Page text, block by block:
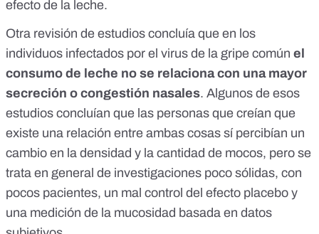
efecto de la leche.
Otra revisión de estudios concluía que en los
individuos infectados por el virus de la gripe común el
consumo de leche no se relaciona con una mayor
secreción o congestión nasales. Algunos de esos
estudios concluían que las personas que creían que
existe una relación entre ambas cosas sí percibían un
cambio en la densidad y la cantidad de mocos, pero se
trata en general de investigaciones poco sólidas, con
pocos pacientes, un mal control del efecto placebo y
una medición de la mucosidad basada en datos